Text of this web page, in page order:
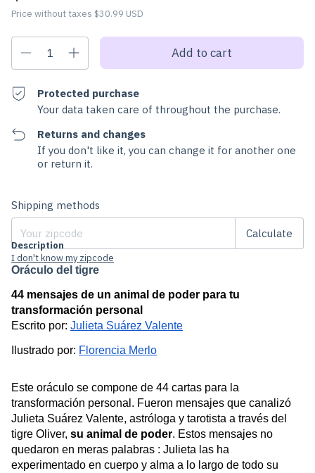
Price without taxes $30.99 USD
Protected purchase
Your data taken care of throughout the purchase.
Returns and changes
If you don't like it, you can change it for another one
or return it.
Shipping for zipcode:
Shipping methods
Calculate
I don't know my zipcode
Description
Oráculo del tigre
44 mensajes de un animal de poder para tu
transformación personal
Escrito por: Julieta Suárez Valente
Ilustrado por: Florencia Merlo
Este oráculo se compone de 44 cartas para la
transformación personal. Fueron mensajes que canalizó
Julieta Suárez Valente, astróloga y tarotista a través del
tigre Oliver, su animal de poder. Estos mensajes no
quedaron en meras palabras : Julieta las ha
experimentado en cuerpo y alma a lo largo de todo su